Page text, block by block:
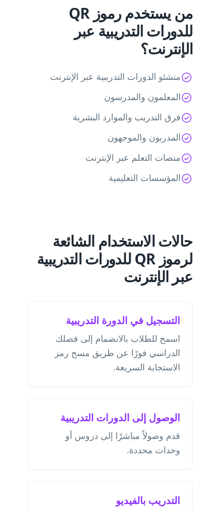
من يستخدم رموز QR
للدورات التدريبية عبر
الإنترنت؟
منشئو الدورات التدريبية عبر الإنترنت
المعلمون والمدرسون
فرق التدريب والموارد البشرية
المدربون والموجهون
منصات التعلم عبر الإنترنت
المؤسسات التعليمية
حالات الاستخدام الشائعة
لرموز QR للدورات التدريبية
عبر الإنترنت
التسجيل في الدورة التدريبية
اسمح للطلاب بالانضمام إلى فصلك
الدراسي فورًا عن طريق مسح رمز
الاستجابة السريعة.
الوصول إلى الدورات التدريبية
قدم وصولاً مباشرًا إلى دروس أو
وحدات محددة.
التدريب بالفيديو